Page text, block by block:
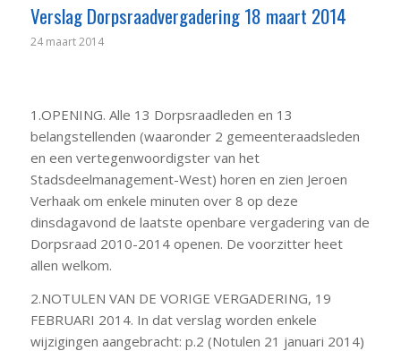
Verslag Dorpsraadvergadering 18 maart 2014
24 maart 2014
1.OPENING. Alle 13 Dorpsraadleden en 13
belangstellenden (waaronder 2 gemeenteraadsleden
en een vertegenwoordigster van het
Stadsdeelmanagement-West) horen en zien Jeroen
Verhaak om enkele minuten over 8 op deze
dinsdagavond de laatste openbare vergadering van de
Dorpsraad 2010-2014 openen. De voorzitter heet
allen welkom.
2.NOTULEN VAN DE VORIGE VERGADERING, 19
FEBRUARI 2014. In dat verslag worden enkele
wijzigingen aangebracht: p.2 (Notulen 21 januari 2014)